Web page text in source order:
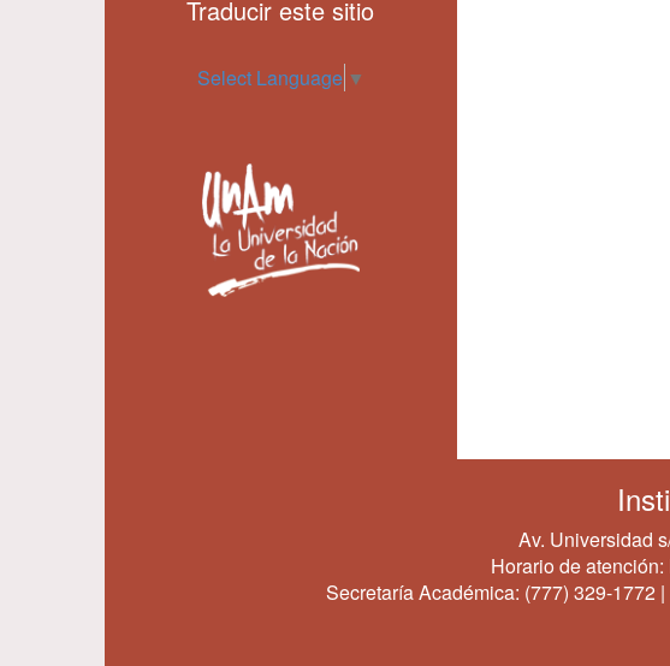
Traducir este sitio
Select Language ▼
Av. Universidad
Horario de
Secretaría Académica: (777) 329-1772